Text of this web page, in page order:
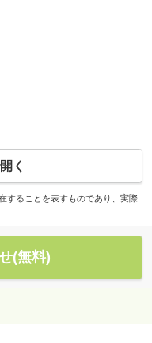
く
することを表すものであり、実際
(無料)